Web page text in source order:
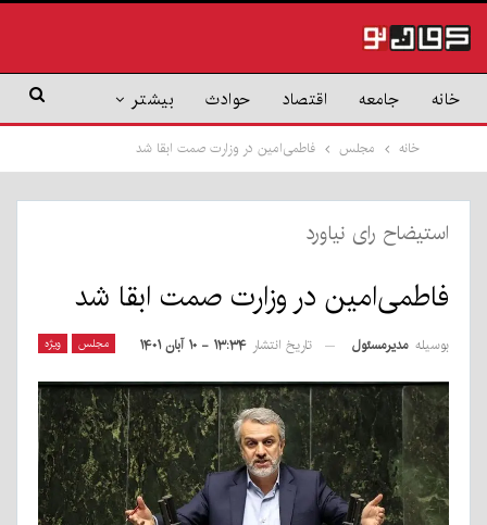
خانه جامعه اقتصاد حوادث بیشتر
خانه مجلس فاطمی‌امین در وزارت صمت ابقا شد
استیضاح رای نیاورد
فاطمی‌امین در وزارت صمت ابقا شد
مجلس ویژه بوسیله مدیرمسئول تاریخ انتشار ۱۳:۳۴ - ۱۰ آبان ۱۴۰۱